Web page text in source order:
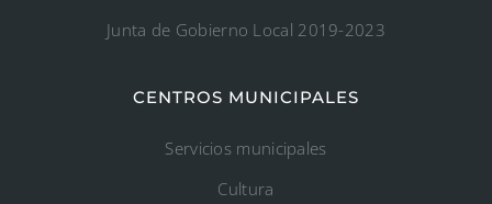
Junta de Gobierno Local 2019-2023
CENTROS MUNICIPALES
Servicios municipales
Cultura